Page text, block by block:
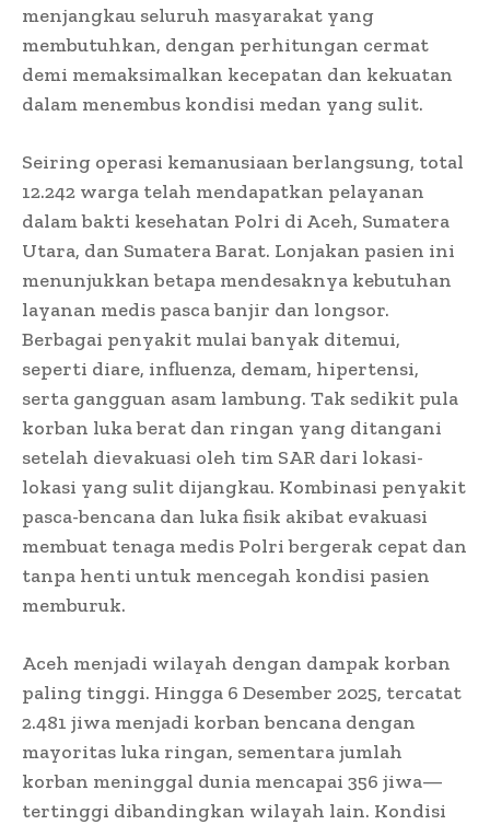
menjangkau seluruh masyarakat yang
membutuhkan, dengan perhitungan cermat
demi memaksimalkan kecepatan dan kekuatan
dalam menembus kondisi medan yang sulit.
Seiring operasi kemanusiaan berlangsung, total
12.242 warga telah mendapatkan pelayanan
dalam bakti kesehatan Polri di Aceh, Sumatera
Utara, dan Sumatera Barat. Lonjakan pasien ini
menunjukkan betapa mendesaknya kebutuhan
layanan medis pasca banjir dan longsor.
Berbagai penyakit mulai banyak ditemui,
seperti diare, influenza, demam, hipertensi,
serta gangguan asam lambung. Tak sedikit pula
korban luka berat dan ringan yang ditangani
setelah dievakuasi oleh tim SAR dari lokasi-
lokasi yang sulit dijangkau. Kombinasi penyakit
pasca-bencana dan luka fisik akibat evakuasi
membuat tenaga medis Polri bergerak cepat dan
tanpa henti untuk mencegah kondisi pasien
memburuk.
Aceh menjadi wilayah dengan dampak korban
paling tinggi. Hingga 6 Desember 2025, tercatat
2.481 jiwa menjadi korban bencana dengan
mayoritas luka ringan, sementara jumlah
korban meninggal dunia mencapai 356 jiwa—
tertinggi dibandingkan wilayah lain. Kondisi